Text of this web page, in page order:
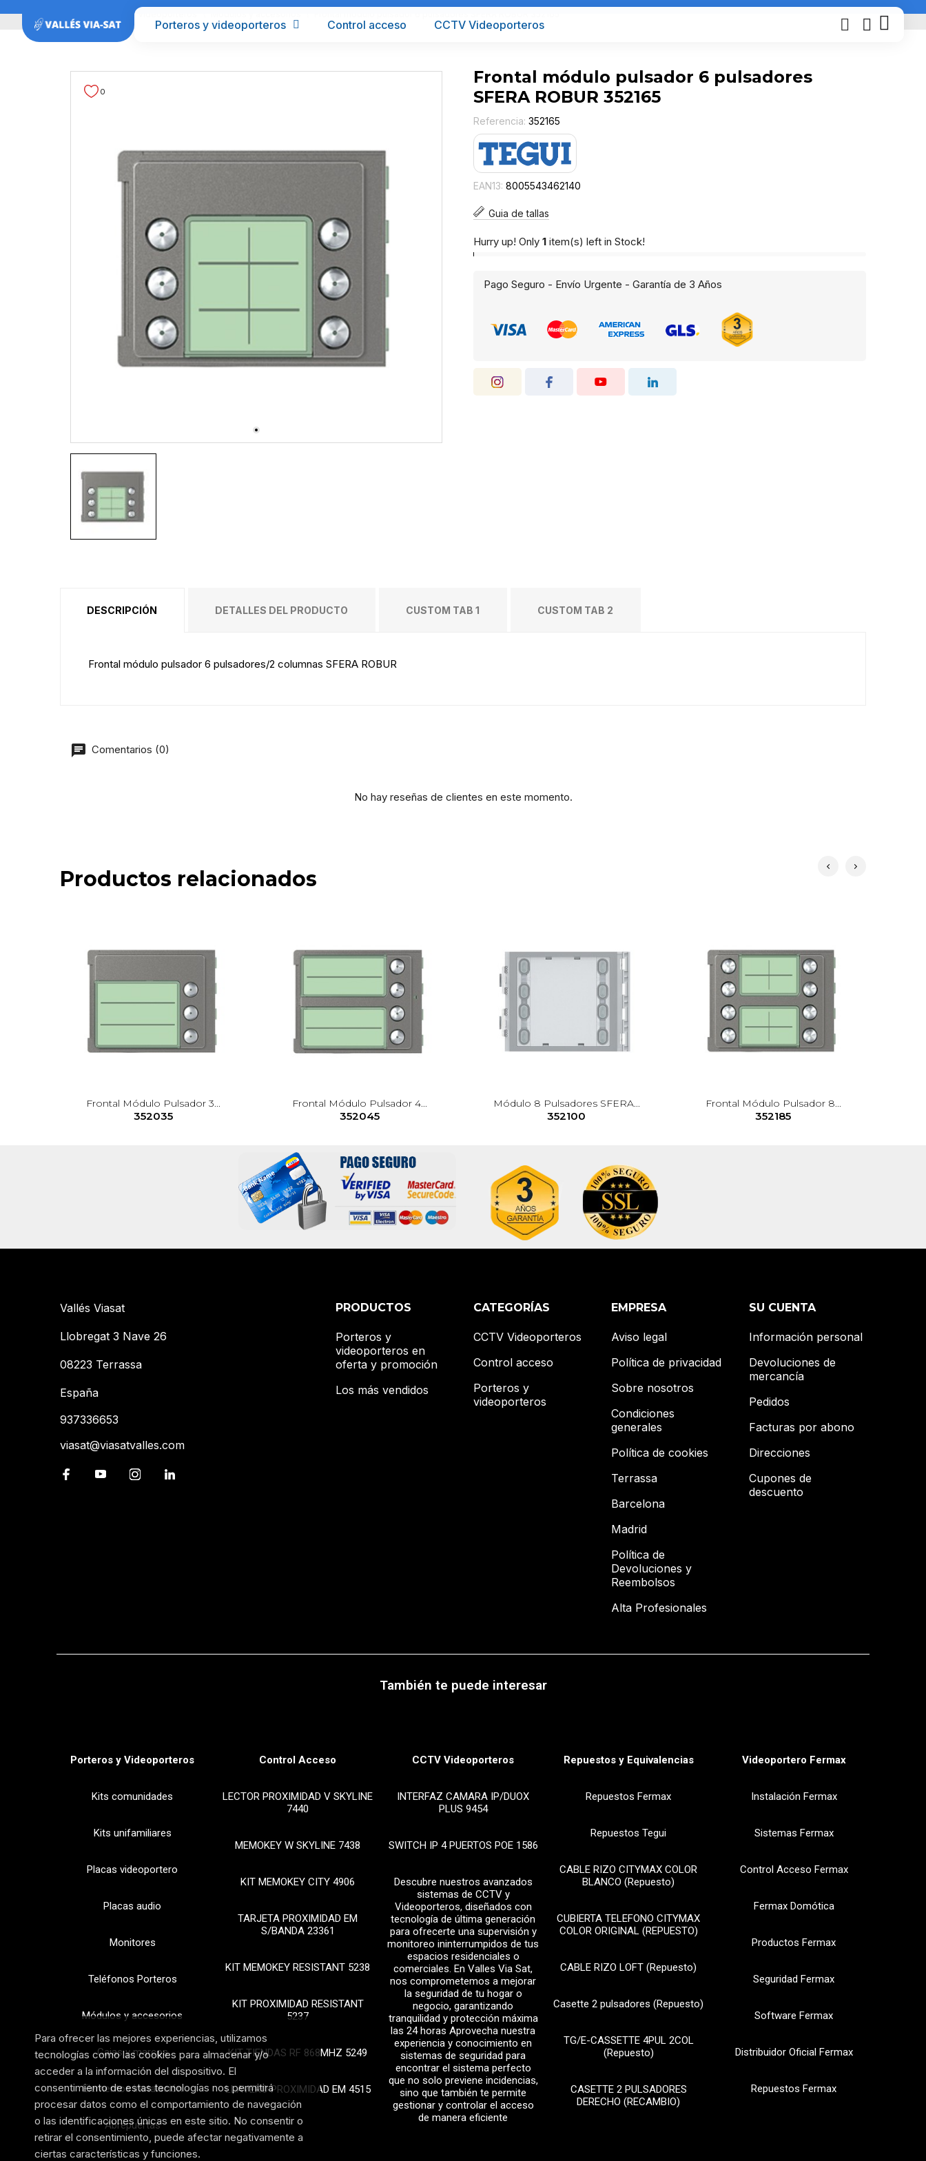
Para ofrecer las mejores experiencias, utilizamos
tecnologías como las cookies para almacenar y/o
acceder a la información del dispositivo. El
consentimiento de estas tecnologías nos permitirá
procesar datos como el comportamiento de navegación
o las identificaciones únicas en este sitio. No consentir o
retirar el consentimiento, puede afectar negativamente a
ciertas características y funciones.
Porteros y videoporteros Control acceso CCTV Videoporteros
Porteros y videoporteros
0
Frontal módulo pulsador 6 pulsadores
SFERA ROBUR 352165
Referencia: 352165
EAN13: 8005543462140
Guia de tallas
Hurry up! Only 1 item(s) left in Stock!
Pago Seguro - Envío Urgente - Garantía de 3 Años
DESCRIPCIÓN DETALLES DEL PRODUCTO CUSTOM TAB 1 CUSTOM TAB 2
Frontal módulo pulsador 6 pulsadores/2 columnas SFERA ROBUR
Comentarios (0)
No hay reseñas de clientes en este momento.
Productos relacionados
Frontal Módulo Pulsador 3...
352035
Frontal Módulo Pulsador 4...
352045
Módulo 8 Pulsadores SFERA...
352100
Frontal Módulo Pulsador 8...
352185
Vallés Viasat
Llobregat 3 Nave 26
08223 Terrassa
España
937336653
viasat@viasatvalles.com
PRODUCTOS
Porteros y
videoporteros en
oferta y promoción
Los más vendidos
CATEGORÍAS
CCTV Videoporteros
Control acceso
Porteros y
videoporteros
EMPRESA
Aviso legal
Política de privacidad
Sobre nosotros
Condiciones
generales
Política de cookies
Terrassa
Barcelona
Madrid
Política de
Devoluciones y
Reembolsos
Alta Profesionales
SU CUENTA
Información personal
Devoluciones de
mercancía
Pedidos
Facturas por abono
Direcciones
Cupones de
descuento
También te puede interesar
Porteros y Videoporteros
Kits comunidades
Kits unifamiliares
Placas videoportero
Placas audio
Monitores
Teléfonos Porteros
Módulos y accesorios
Cajas y marcos
Elementos instalación
Abrepuertas
Control Acceso
LECTOR PROXIMIDAD V SKYLINE
7440
MEMOKEY W SKYLINE 7438
KIT MEMOKEY CITY 4906
TARJETA PROXIMIDAD EM
S/BANDA 23361
KIT MEMOKEY RESISTANT 5238
KIT PROXIMIDAD RESISTANT
5237
KIT TIENDAS RF 868MHZ 5249
LLAVERO PROXIMIDAD EM 4515
CCTV Videoporteros
INTERFAZ CAMARA IP/DUOX
PLUS 9454
SWITCH IP 4 PUERTOS POE 1586
Descubre nuestros avanzados
sistemas de CCTV y
Videoporteros, diseñados con
tecnología de última generación
para ofrecerte una supervisión y
monitoreo ininterrumpidos de tus
espacios residenciales o
comerciales. En Valles Via Sat,
nos comprometemos a mejorar
la seguridad de tu hogar o
negocio, garantizando
tranquilidad y protección máxima
las 24 horas Aprovecha nuestra
experiencia y conocimiento en
sistemas de seguridad para
encontrar el sistema perfecto
que no solo previene incidencias,
sino que también te permite
gestionar y controlar el acceso
de manera eficiente
Repuestos y Equivalencias
Repuestos Fermax
Repuestos Tegui
CABLE RIZO CITYMAX COLOR
BLANCO (Repuesto)
CUBIERTA TELEFONO CITYMAX
COLOR ORIGINAL (REPUESTO)
CABLE RIZO LOFT (Repuesto)
Casette 2 pulsadores (Repuesto)
TG/E-CASSETTE 4PUL 2COL
(Repuesto)
CASETTE 2 PULSADORES
DERECHO (RECAMBIO)
Videoportero Fermax
Instalación Fermax
Sistemas Fermax
Control Acceso Fermax
Fermax Domótica
Productos Fermax
Seguridad Fermax
Software Fermax
Distribuidor Oficial Fermax
Repuestos Fermax